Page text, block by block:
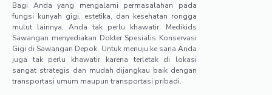
Bagi Anda yang mengalami permasalahan pada
fungsi kunyah gigi, estetika, dan kesehatan rongga
mulut lainnya, Anda tak perlu khawatir, Medikids
Sawangan menyediakan Dokter Spesialis Konservasi
Gigi di Sawangan Depok. Untuk menuju ke sana Anda
juga tak perlu khawatir karena terletak di lokasi
sangat strategis dan mudah dijangkau baik dengan
transportasi umum maupun transportasi pribadi.